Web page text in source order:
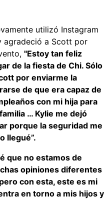
utilizó Instagram
agradeció a Scott por
"Estoy tan feliz
de la fiesta de Chi. Sólo
por enviarme la
de que era capaz de
con mi hija para
… Kylie me dejó
porque la seguridad me
llegué”.
que no estamos de
opiniones diferentes
con esta, este es mi
en torno a mis hijos y